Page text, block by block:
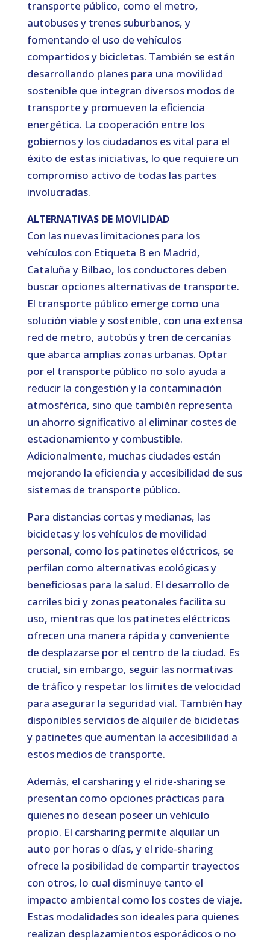
transporte público, como el metro,
autobuses y trenes suburbanos, y
fomentando el uso de vehículos
compartidos y bicicletas. También se están
desarrollando planes para una movilidad
sostenible que integran diversos modos de
transporte y promueven la eficiencia
energética. La cooperación entre los
gobiernos y los ciudadanos es vital para el
éxito de estas iniciativas, lo que requiere un
compromiso activo de todas las partes
involucradas.
ALTERNATIVAS DE MOVILIDAD
Con las nuevas limitaciones para los
vehículos con Etiqueta B en Madrid,
Cataluña y Bilbao, los conductores deben
buscar opciones alternativas de transporte.
El transporte público emerge como una
solución viable y sostenible, con una extensa
red de metro, autobús y tren de cercanías
que abarca amplias zonas urbanas. Optar
por el transporte público no solo ayuda a
reducir la congestión y la contaminación
atmosférica, sino que también representa
un ahorro significativo al eliminar costes de
estacionamiento y combustible.
Adicionalmente, muchas ciudades están
mejorando la eficiencia y accesibilidad de sus
sistemas de transporte público.
Para distancias cortas y medianas, las
bicicletas y los vehículos de movilidad
personal, como los patinetes eléctricos, se
perfilan como alternativas ecológicas y
beneficiosas para la salud. El desarrollo de
carriles bici y zonas peatonales facilita su
uso, mientras que los patinetes eléctricos
ofrecen una manera rápida y conveniente
de desplazarse por el centro de la ciudad. Es
crucial, sin embargo, seguir las normativas
de tráfico y respetar los límites de velocidad
para asegurar la seguridad vial. También hay
disponibles servicios de alquiler de bicicletas
y patinetes que aumentan la accesibilidad a
estos medios de transporte.
Además, el carsharing y el ride-sharing se
presentan como opciones prácticas para
quienes no desean poseer un vehículo
propio. El carsharing permite alquilar un
auto por horas o días, y el ride-sharing
ofrece la posibilidad de compartir trayectos
con otros, lo cual disminuye tanto el
impacto ambiental como los costes de viaje.
Estas modalidades son ideales para quienes
realizan desplazamientos esporádicos o no